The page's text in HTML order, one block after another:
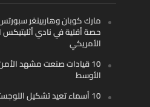
مارك كوبان وهاربينغر
حصة أقلية في نادي أثليتيكس
الأمريكي
10 قيادات صنعت مشهد
الأوسط
10 أسماء تعيد تشكيل اللوجستيات الذكية في الخليج